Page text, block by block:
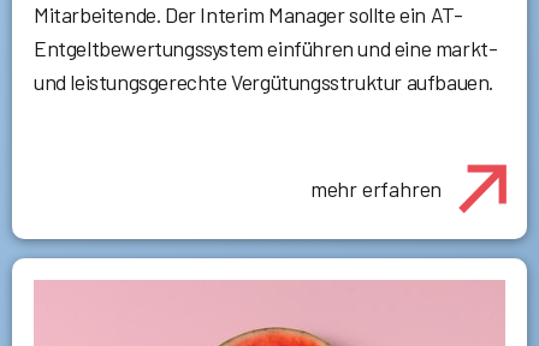
Mitarbeitende. Der Interim Manager sollte ein AT-
Entgeltbewertungssystem einführen und eine markt-
und leistungsgerechte Vergütungsstruktur aufbauen.
mehr erfahren